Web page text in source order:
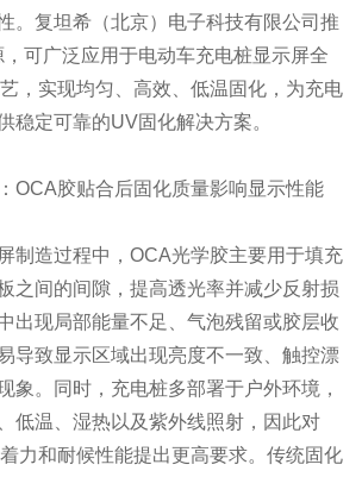
。复坦希（北京）电子科技有限公司推
，可广泛应用于电动车充电桩显示屏全
，实现均匀、高效、低温固化，为充电
稳定可靠的UV固化解决方案。
OCA胶贴合后固化质量影响显示性能
造过程中，OCA光学胶主要用于填充
之间的间隙，提高透光率并减少反射损
出现局部能量不足、气泡残留或胶层收
导致显示区域出现亮度不一致、触控漂
象。同时，充电桩多部署于户外环境，
低温、湿热以及紫外线照射，因此对
力和耐候性能提出更高要求。传统固化